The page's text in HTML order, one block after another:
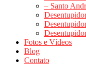
– Santo
Fotos e Vídeos
Blog
Contato